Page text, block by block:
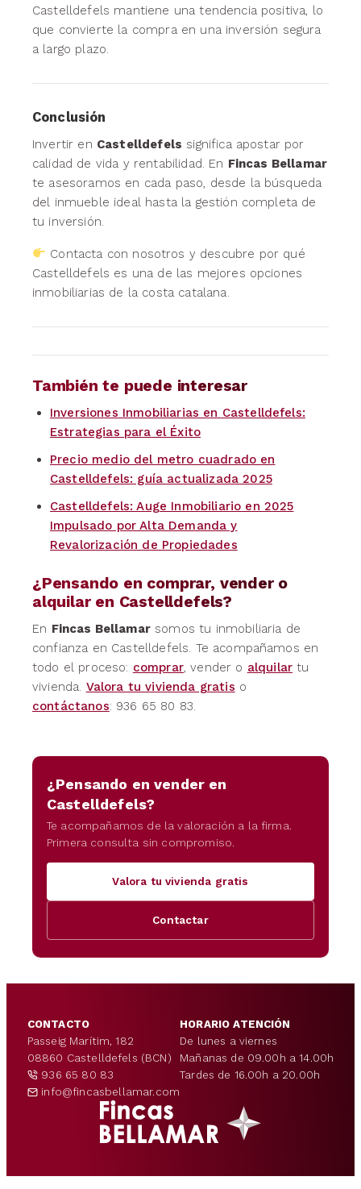
Castelldefels mantiene una tendencia positiva, lo
que convierte la compra en una inversión segura
a largo plazo.
Conclusión
Invertir en Castelldefels significa apostar por
calidad de vida y rentabilidad. En Fincas Bellamar
te asesoramos en cada paso, desde la búsqueda
del inmueble ideal hasta la gestión completa de
tu inversión.
Contacta con nosotros y descubre por qué
Castelldefels es una de las mejores opciones
inmobiliarias de la costa catalana.
También te puede interesar
Inversiones Inmobiliarias en Castelldefels:
Estrategias para el Éxito
Precio medio del metro cuadrado en
Castelldefels: guía actualizada 2025
Castelldefels: Auge Inmobiliario en 2025
Impulsado por Alta Demanda y
Revalorización de Propiedades
¿Pensando en comprar, vender o
alquilar en Castelldefels?
En Fincas Bellamarsomos tu inmobiliaria de
confianza en Castelldefels. Te acompañamos en
todo el proceso: comprar, vender o alquilar tu
vivienda. Valora tu vivienda gratis o
contáctanos: 936 65 80 83.
¿Pensando en vender en
Castelldefels?
Te acompañamos de la valoración a la firma.
Primera consulta sin compromiso.
Valora tu vivienda gratis
Contactar
CONTACTO
Passeig Marítim, 182
08860 Castelldefels (BCN)
936 65 80 83
info@fincasbellamar.com
HORARIO ATENCIÓN
De lunes a viernes
Mañanas de 09.00h a 14.00h
Tardes de 16.00h a 20.00h